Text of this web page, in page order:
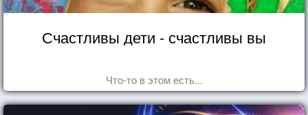
Счастливы дети - счастливы вы
Что-то в этом есть...